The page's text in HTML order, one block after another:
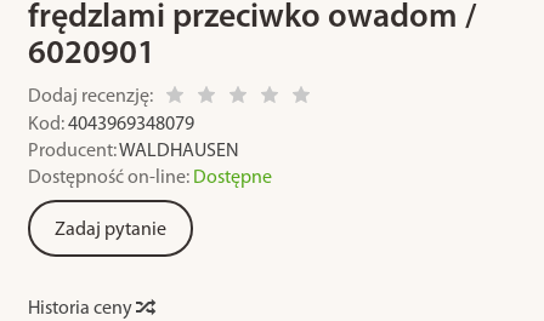
frędzlami przeciwko owadom /
6020901
Dodaj recenzję:
Kod: 4043969348079
Producent:WALDHAUSEN
Dostępność on-line: Dostępne
Zadaj pytanie
Historia ceny